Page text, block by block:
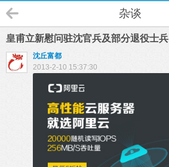
杂谈
皇甫立新慰问驻沈官兵及部分退役士兵
沈丘富都
2013-2-10 15:37:30